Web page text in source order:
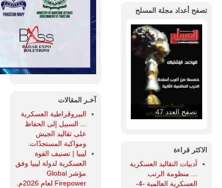
تصفح أعداد مجلة المسلح
تصفح العدد 47
الاكثر قراءة
أدبيات التقاليد العسكرية
... منظومة الرتب
العسكرية العالمية -4-
آخـر المقالات
البيروقراطية العسكرية
... السبيل إلى الحفاظ
على تقاليد الجيش
ومواكبة المستجدّات.
ليبيا | تصنيف القوة
العسكرية لدولة ليبيا وفق
مؤشر Global
Firepower لعام 2026م.